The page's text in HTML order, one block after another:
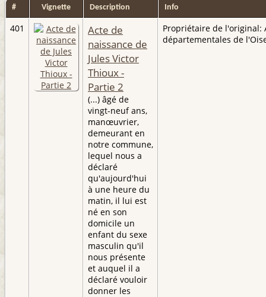
# Vignette Description Info
401
Acte de
naissance de
Jules Victor
Thioux -
Partie 2
(...) âgé de
vingt-neuf ans,
manœuvrier,
demeurant en
notre commune,
lequel nous a
déclaré
qu'aujourd'hui
à une heure du
matin, il lui est
né en son
domicile un
enfant du sexe
masculin qu'il
nous présente
et auquel il a
déclaré vouloir
donner les
Propriétaire de l'original:
départementales de